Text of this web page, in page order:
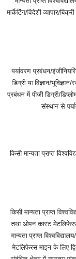
मार्केटिंग/विदेशी व्यापार/
पर्यावरण प्रबंधन/
डिग्री या विज्ञान/
प्रबंधन में पीजी डिग्री/
संस्थान से
किसी मान्यता प्राप्त
किसी मान्यता प्राप्त
तथा ओपन कास्ट मेटलिफेरस
मान्यता प्राप्त
मेटलिफेरस माइन के लिए